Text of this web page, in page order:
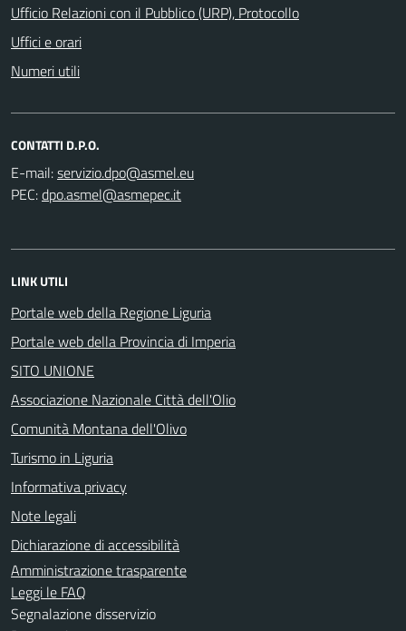
Ufficio Relazioni con il Pubblico (URP), Protocollo
Uffici e orari
Numeri utili
CONTATTI D.P.O.
E-mail:
PEC:
LINK UTILI
Portale web della Regione Liguria
Portale web della Provincia di Imperia
SITO UNIONE
Associazione Nazionale Città dell'Olio
Comunità Montana dell'Olivo
Turismo in Liguria
Informativa privacy
Note legali
Dichiarazione di accessibilità
Amministrazione trasparente
Leggi le FAQ
Segnalazione disservizio